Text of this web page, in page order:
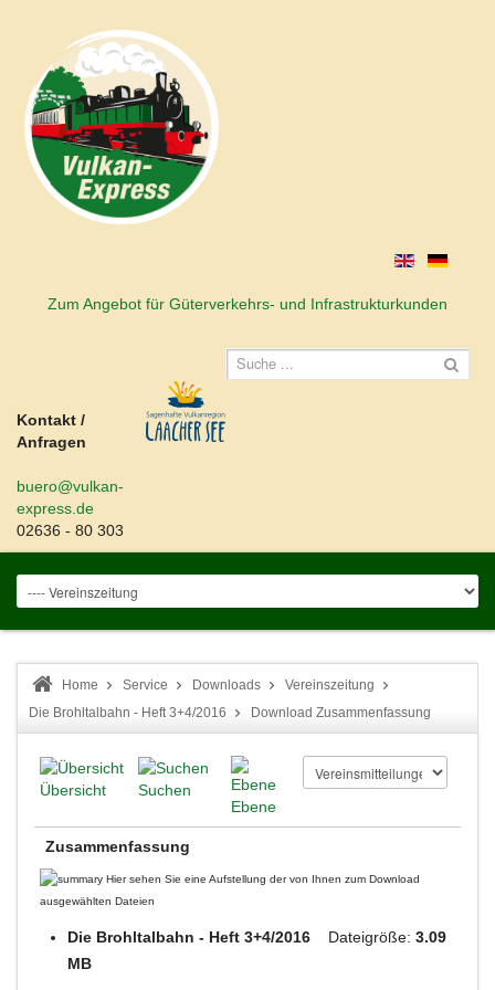
Zum Angebot für Güterverkehrs- und Infrastrukturkunden
Kontakt /
Anfragen
buero@vulkan-
express.de
02636 - 80 303
Home Service Downloads
Vereinszeitung
Die Brohltalbahn - Heft 3+4/2016
Download Zusammenfassung
Übersicht
Suchen
Ebene
Zusammenfassung
Hier sehen Sie eine Aufstellung der von Ihnen zum Download
ausgewählten Dateien
Die Brohltalbahn - Heft 3+4/2016 Dateigröße: 3.09
MB